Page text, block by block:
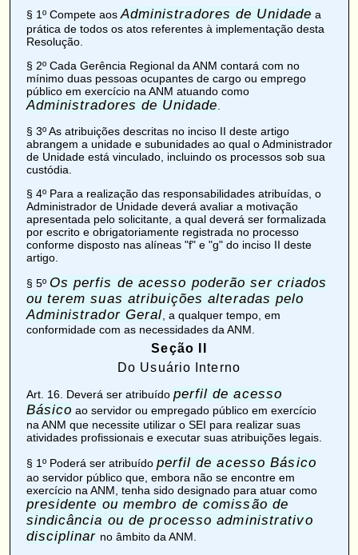
§ 1º Compete aosAdministradores de Unidade a
prática de todos os atos referentes à implementação desta
Resolução.
§ 2º Cada Gerência Regional da ANM contará com no
mínimo duas pessoas ocupantes de cargo ou emprego
público em exercício na ANM atuando como
Administradores de Unidade.
§ 3º As atribuições descritas no inciso II deste artigo
abrangem a unidade e subunidades ao qual o Administrador
de Unidade está vinculado, incluindo os processos sob sua
custódia.
§ 4º Para a realização das responsabilidades atribuídas, o
Administrador de Unidade deverá avaliar a motivação
apresentada pelo solicitante, a qual deverá ser formalizada
por escrito e obrigatoriamente registrada no processo
conforme disposto nas alíneas "f" e "g" do inciso II deste
artigo.
§ 5º Os perfis de acesso poderão ser criados
ou terem suas atribuições alteradas pelo
Administrador Geral, a qualquer tempo, em
conformidade com as necessidades da ANM.
Seção II
Do Usuário Interno
Art. 16. Deverá ser atribuído perfil de acesso
Básico ao servidor ou empregado público em exercício
na ANM que necessite utilizar o SEI para realizar suas
atividades profissionais e executar suas atribuições legais.
§ 1º Poderá ser atribuído perfil de acesso Básico
ao servidor público que, embora não se encontre em
exercício na ANM, tenha sido designado para atuar como
presidente ou membro de comissão de
sindicância ou de processo administrativo
disciplinar no âmbito da ANM.